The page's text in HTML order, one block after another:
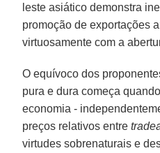
leste asiático demonstra
promoção de exportações
virtuosamente com a
O equívoco dos
pura e dura começa
economia -
preços relativos entre
virtudes sobrenaturais e